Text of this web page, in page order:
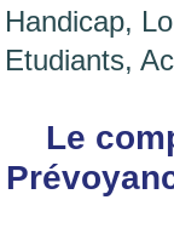
Handicap,
Etudiants,
Le